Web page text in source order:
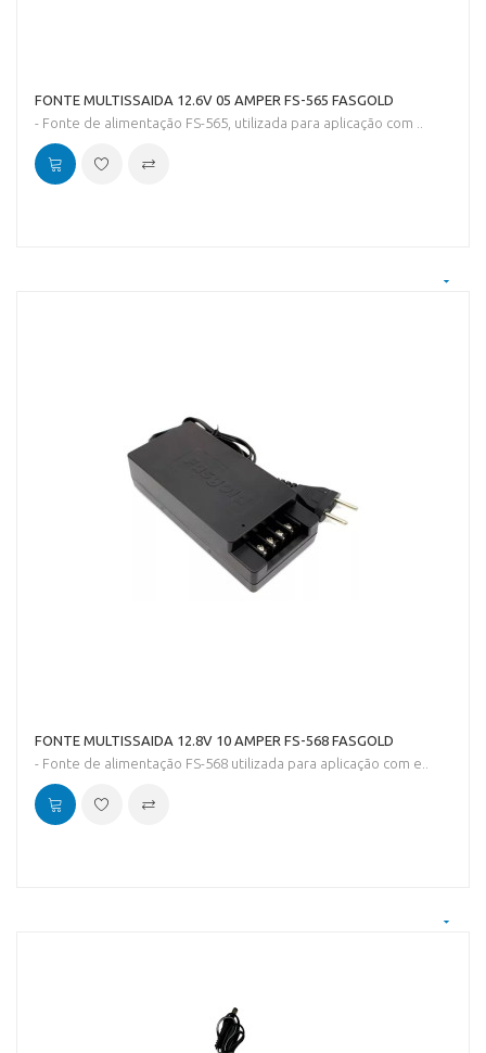
FONTE MULTISSAIDA 12.6V 05 AMPER FS-565 FASGOLD
- Fonte de alimentação FS-565, utilizada para aplicação com ..
FONTE MULTISSAIDA 12.8V 10 AMPER FS-568 FASGOLD
- Fonte de alimentação FS-568 utilizada para aplicação com e..